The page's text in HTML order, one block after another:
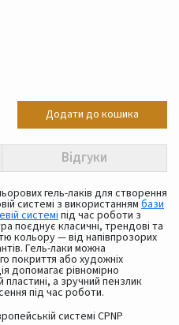
Додати до кошика
Відгуки
гель-лаків для створення
системі з використанням бази
системіпід час роботи з
поєднує класичні, трендові та
кольору — від напівпрозорих
Гель-лаки можна
покриття або художніх
допомагає рівномірно
пластині, а зручний пензлик
під час роботи.
системі CPNP